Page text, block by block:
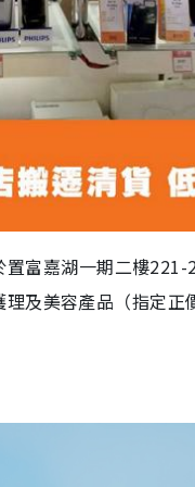
富嘉湖一期二樓221-
理及美容產品（指定正